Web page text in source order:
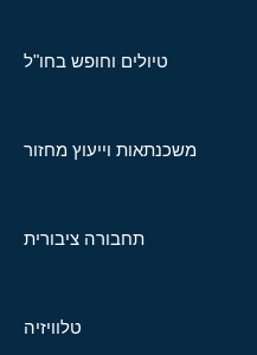
טיולים וחופש בחו"ל
משכנתאות וייעוץ מחזור
תחבורה ציבורית
טלוויזיה